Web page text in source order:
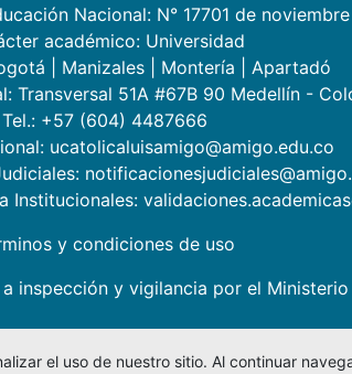
Nacional: N° 17701 de
académico: Universidad
Manizales Montería
Apartadó
Transversal 51A #67B 90 Medellín -
Tel.: +57 (604) 4487666
ucatolicaluisamigo@amigo.edu.co
Institucionales:
y condiciones de uso
inspección y vigilancia por el
el uso de nuestro sitio. Al continuar